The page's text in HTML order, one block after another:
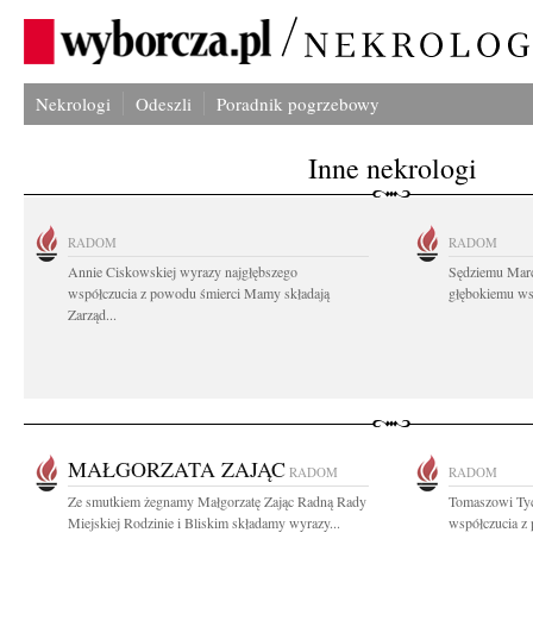
Nekrologi Odeszli Poradnik pogrzebowy
Inne nekrologi
RADOM
Annie Ciskowskiej wyrazy najgłębszego
współczucia z powodu śmierci Mamy składają
Zarząd...
RADOM
Sędziemu
głębokiemu
MAŁGORZATA ZAJĄC RADOM
Ze smutkiem żegnamy Małgorzatę Zając Radną Rady
Miejskiej Rodzinie i Bliskim składamy wyrazy...
RADOM
Tomaszowi
współczucia